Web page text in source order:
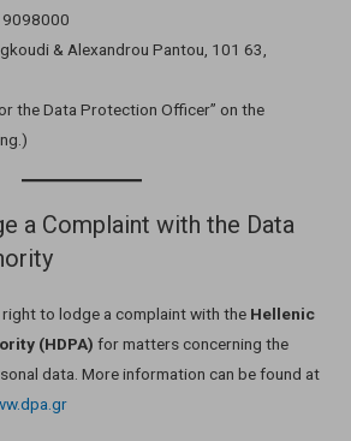
9098000
& Alexandrou Pantou, 101 63,
the Data Protection Officer” on the
a Complaint with the Data
to lodge a complaint with the Hellenic
(HDPA) for matters concerning the
data. More information can be found at